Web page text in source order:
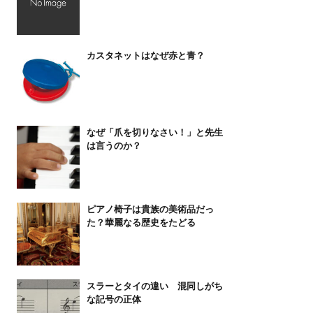
カスタネットはなぜ赤と青？
なぜ「爪を切りなさい！」と先生
は言うのか？
ピアノ椅子は貴族の美術品だっ
た？華麗なる歴史をたどる
スラーとタイの違い 混同しがち
な記号の正体